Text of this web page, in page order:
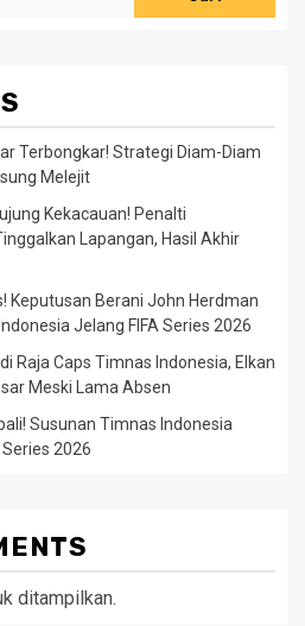
Terbongkar! Strategi Diam-Diam
Melejit
Kekacauan! Penalti
Lapangan, Hasil Akhir
Keputusan Berani John Herdman
Jelang FIFA Series 2026
Raja Caps Timnas Indonesia, Elkan
Meski Lama Absen
Susunan Timnas Indonesia
2026
ditampilkan.